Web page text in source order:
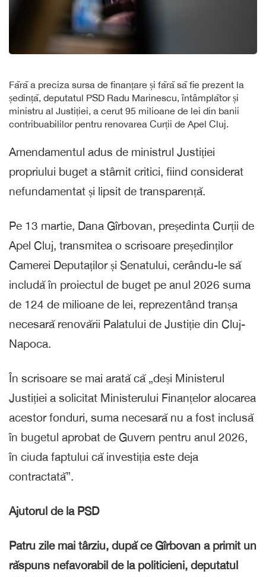
Fără a preciza sursa de finanțare și fără să fie prezent la
ședință, deputatul PSD Radu Marinescu, întâmplător și
ministru al Justiției, a cerut 95 milioane de lei din banii
contribuabililor pentru renovarea Curții de Apel Cluj.
Amendamentul adus de ministrul Justiției
propriului buget a stârnit critici, fiind considerat
nefundamentat și lipsit de transparență.
Pe 13 martie, Dana Gîrbovan, președinta Curții de
Apel Cluj, transmitea o scrisoare președinților
Camerei Deputaților și Senatului, cerându-le să
includă în proiectul de buget pe anul 2026 suma
de 124 de milioane de lei, reprezentând tranșa
necesară renovării Palatului de Justiție din Cluj-
Napoca.
În scrisoare se mai arată că „deși Ministerul
Justiției a solicitat Ministerului Finanțelor alocarea
acestor fonduri, suma necesară nu a fost inclusă
în bugetul aprobat de Guvern pentru anul 2026,
în ciuda faptului că investiția este deja
contractată”.
Ajutorul de la PSD
Patru zile mai târziu, după ce Gîrbovan a primit un
răspuns nefavorabil de la politicieni, deputatul